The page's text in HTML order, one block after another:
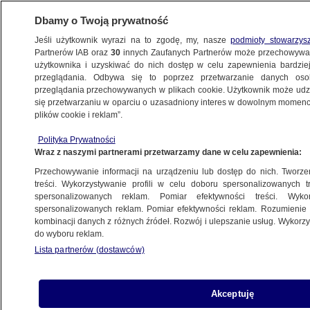
POLSKA
prezes SN o samowoli prezesa Izby Pracy
i porozumieniu z Hołownią
8.01.2024, 12:40
Udostępnij
Dbamy o Twoją prywatność
Jeśli użytkownik wyrazi na to zgodę, my, naszepodmioty
Partnerów IAB oraz30 innych Zaufanych Partnerów może
użytkownika i uzyskiwać do nich dostęp w celu zapewnienia
przeglądania. Odbywa się to poprzez przetwarzanie danych
przeglądania przechowywanych w plikach cookie. Użytkownik może
się przetwarzaniu w oparciu o uzasadniony interes w dowolnym
plików cookie i reklam”.
Polityka Prywatności
Wraz z naszymi partnerami przetwarzamy dane w celu zapewnienia:
Przechowywanie informacji na urządzeniu lub dostęp do nich.
treści. Wykorzystywanie profili w celu doboru spersonalizowanych
spersonalizowanych reklam. Pomiar efektywności treści.
spersonalizowanych reklam. Pomiar efektywności reklam.
kombinacji danych z różnych źródeł. Rozwój i ulepszanie usług.
do wyboru reklam.
Lista partnerów (dostawców)
Akceptuję